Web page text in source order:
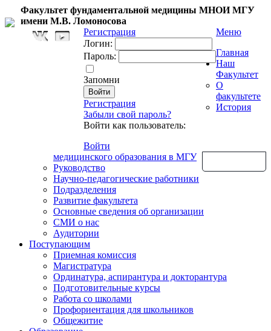
Факультет фундаментальной медицины МНОИ МГУ
имени М.В. Ломоносова
Регистрация
Логин:
Пароль:
Запомни
Регистрация
Забыли свой пароль?
Войти как пользователь:
Войти
Меню
Главная
Наш
Факультет
О
факультете
История
медицинского образования в МГУ
Руководство
Научно-педагогические работники
Подразделения
Развитие факультета
Основные сведения об организации
СМИ о нас
Аудитории
Поступающим
Приемная комиссия
Магистратура
Ординатура, аспирантура и докторантура
Подготовительные курсы
Работа со школами
Профориентация для школьников
Общежитие